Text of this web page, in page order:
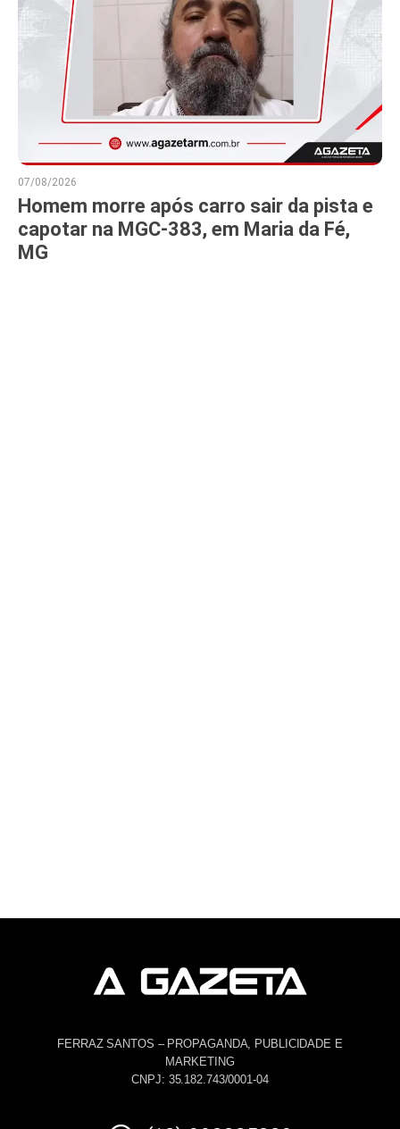
07/08/2026
Homem morre após carro sair da pista e
capotar na MGC-383, em Maria da Fé,
MG
FERRAZ SANTOS – PROPAGANDA, PUBLICIDADE E
MARKETING
CNPJ: 35.182.743/0001-04